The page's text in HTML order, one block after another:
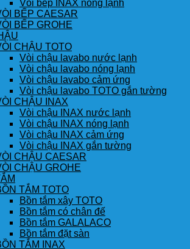
Vòi bếp INAX nóng lạnh
BẾP CAESAR
BẾP GROHE
CHẬU TOTO
Vòi chậu lavabo nước lạnh
Vòi chậu lavabo nóng lạnh
Vòi chậu lavabo cảm ứng
Vòi chậu lavabo TOTO gắn tường
CHẬU INAX
Vòi chậu INAX nước lạnh
Vòi chậu INAX nóng lạnh
Vòi chậu INAX cảm ứng
Vòi chậu INAX gắn tường
CHẬU CAESAR
CHẬU GROHE
TẮM TOTO
Bồn tắm xây TOTO
Bồn tắm có chân đế
Bồn tắm GALALACO
Bồn tắm đặt sàn
TẮM INAX